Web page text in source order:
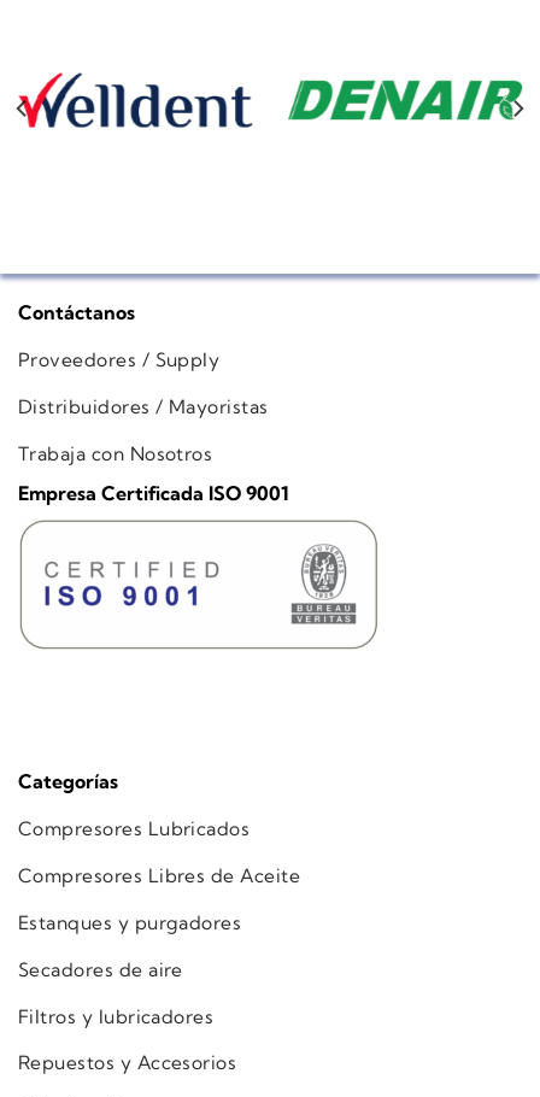
Categorías
Compresores Lubricados
Compresores Libres de Aceite
Estanques y purgadores
Secadores de aire
Filtros y lubricadores
Repuestos y Accesorios
Contáctanos
Proveedores / Supply
Distribuidores / Mayoristas
Trabaja con Nosotros
Empresa Certificada ISO 9001